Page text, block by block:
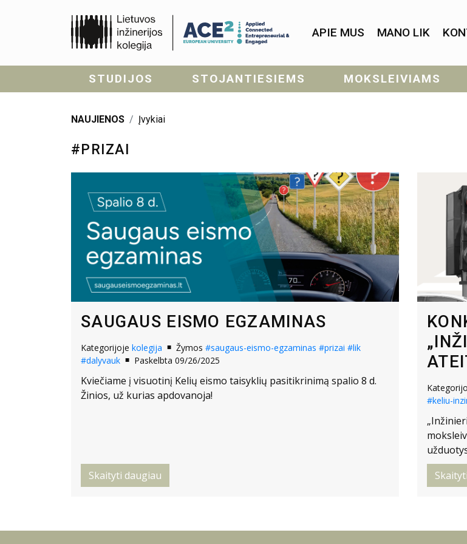
APIE MUS MANO LIK
STUDIJOS STOJANTIESIEMS MOKSLEIVIAMS
NAUJIENOS Įvykiai
#PRIZAI
SAUGAUS EISMO EGZAMINAS
Kategorijoje kolegija Žymos #saugaus-eismo-egzaminas #prizai #lik
#dalyvauk
Paskelbta 09/26/2025
Kviečiame į visuotinį Kelių eismo taisyklių pasitikrinimą spalio 8 d.
Žinios, už kurias apdovanoja!
Skaityti daugiau
#keliu-